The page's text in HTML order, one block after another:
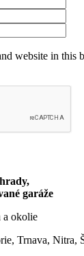
website in this
garáže
a okolie
Trnava, Nitra,